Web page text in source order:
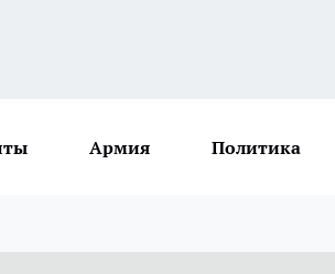
Армия Политика